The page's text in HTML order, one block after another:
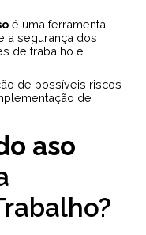
é uma ferramenta
a segurança dos
de trabalho e
de possíveis riscos
de
aso